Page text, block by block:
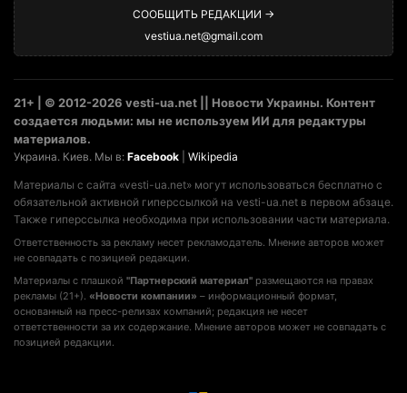
СООБЩИТЬ РЕДАКЦИИ →
vestiua.net@gmail.com
21+ | © 2012-2026 vesti-ua.net || Новости Украины. Контент
создается людьми: мы не используем ИИ для редактуры
материалов.
Украина. Киев. Мы в: Facebook Wikipedia
Материалы с сайта «vesti-ua.net» могут использоваться бесплатно с
обязательной активной гиперссылкой на vesti-ua.net в первом абзаце.
Также гиперссылка необходима при использовании части материала.
Ответственность за рекламу несет рекламодатель. Мнение авторов может
не совпадать с позицией редакции.
Материалы с плашкой "Партнерский материал" размещаются на правах
рекламы (21+). «Новости компании» – информационный формат,
основанный на пресс-релизах компаний; редакция не несет
ответственности за их содержание. Мнение авторов может не совпадать с
позицией редакции.